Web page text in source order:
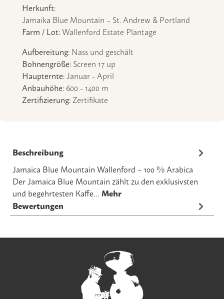
Herkunft:
Jamaika Blue Mountain – St. Andrew & Portland
Farm / Lot:Wallenford Estate Plantage
Aufbereitung: Nass und geschält
Bohnengröße: Screen 17 up
Haupternte:Januar - April
Anbauhöhe: 600 - 1400 m
Zertifizierung: Zertifikate
Beschreibung
Jamaica Blue Mountain Wallenford – 100 % Arabica
Der Jamaica Blue Mountain zählt zu den exklusivsten
und begehrtesten Kaffe… Mehr
Bewertungen